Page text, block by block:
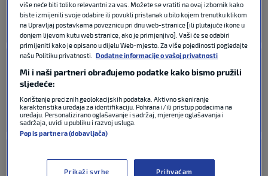
TENIS 13. srp 2026 0
VIDEO / Poslušajte pobjednički
govor Sinnera nakon finala
nekoliko puta morala napustiti
ložu'
ATP 12. srp 2026 0
više neće biti toliko relevantni za vas. Možete se vratiti na ovaj izbornik kako
biste izmijenili svoje odabire ili povukli pristanak u bilo kojem trenutku klikom
na Upravljaj postavkama poveznicu pri dnu web-stranice [ili plutajuće ikone u
donjem lijevom kutu web stranice, ako je primjenjivo]. Vaši će se odabiri
primijeniti kako je opisano u dijelu Web-mjesto. Za više pojedinosti pogledajte
našu Politiku privatnosti.
Dodatne informacije o vašoj privatnosti
Mi i naši partneri obrađujemo podatke kako bismo pružili
sljedeće:
Korištenje preciznih geolokacijskih podataka. Aktivno skeniranje
karakteristika uređaja za identifikaciju. Pohrana i/ili pristup podacima na
uređaju. Personalizirano oglašavanje i sadržaj, mjerenje oglašavanja i
sadržaja, uvidi u publiku i razvoj usluga.
Popis partnera (dobavljača)
Prikaži svrhe Prihvaćam